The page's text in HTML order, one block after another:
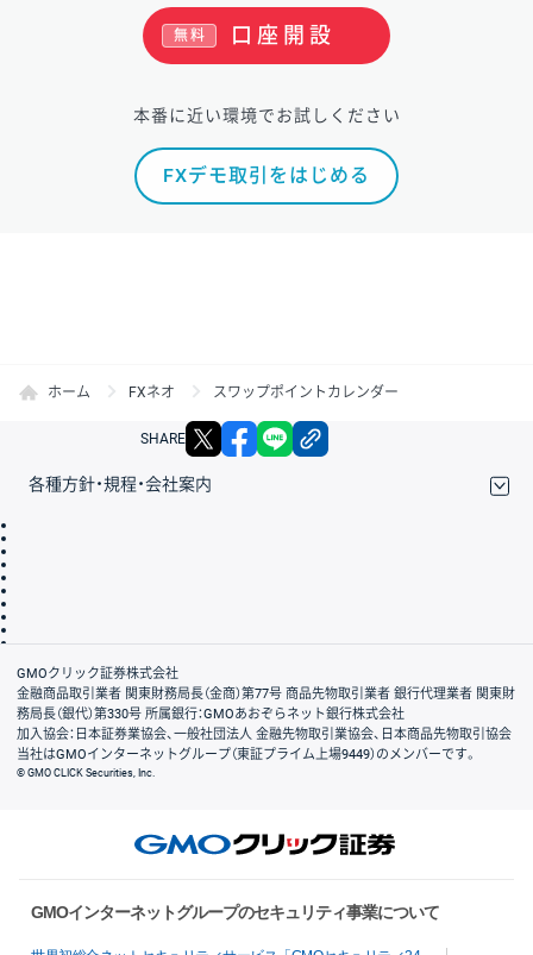
口座開設
無料
本番に近い環境でお試しください
FXデモ取引をはじめる
ホーム FXネオ スワップポイントカレンダー
SHARE X facebook
各種方針・規程・会社案内
会社案内
GMOクリック証券株式会社
金融商品取引業者 関東財務局長（金商）第77号 商品先物取引業者 銀行代理業者 関東財
務局長（銀代）第330号 所属銀行：GMOあおぞらネット銀行株式会社
加入協会：日本証券業協会、一般社団法人 金融先物取引業協会、日本商品先物取引協会
当社はGMOインターネットグループ（東証プライム上場9449）のメンバーです。
© GMO CLICK Securities, Inc.
GMOインターネットグループのセキュリティ事業について